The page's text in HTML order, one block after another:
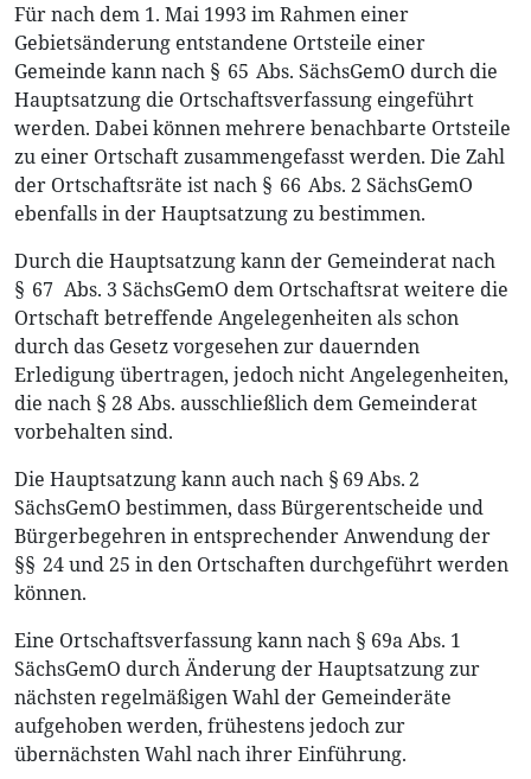
Für nach dem 1. Mai 1993 im Rahmen einer
Gebietsänderung entstandene Ortsteile einer
Gemeinde kann nach § 65 Abs. SächsGemO durch die
Hauptsatzung die Ortschaftsverfassung eingeführt
werden. Dabei können mehrere benachbarte Ortsteile
zu einer Ortschaft zusammengefasst werden. Die Zahl
der Ortschaftsräte ist nach § 66 Abs. 2 SächsGemO
ebenfalls in der Hauptsatzung zu bestimmen.
Durch die Hauptsatzung kann der Gemeinderat nach
§ 67 Abs. 3 SächsGemO dem Ortschaftsrat weitere die
Ortschaft betreffende Angelegenheiten als schon
durch das Gesetz vorgesehen zur dauernden
Erledigung übertragen, jedoch nicht Angelegenheiten,
die nach § 28 Abs. ausschließlich dem Gemeinderat
vorbehalten sind.
Die Hauptsatzung kann auch nach § 69 Abs. 2
SächsGemO bestimmen, dass Bürgerentscheide und
Bürgerbegehren in entsprechender Anwendung der
§§ 24 und 25 in den Ortschaften durchgeführt werden
können.
Eine Ortschaftsverfassung kann nach § 69a Abs. 1
SächsGemO durch Änderung der Hauptsatzung zur
nächsten regelmäßigen Wahl der Gemeinderäte
aufgehoben werden, frühestens jedoch zur
übernächsten Wahl nach ihrer Einführung.